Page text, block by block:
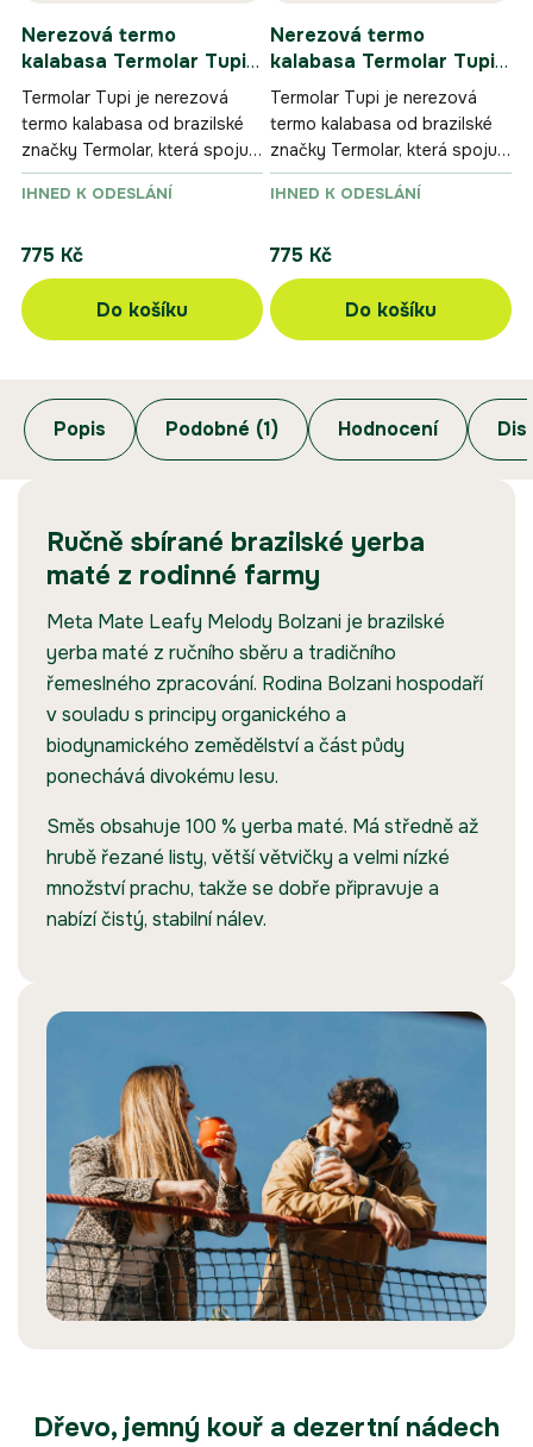
Nerezová termo
kalabasa Termolar Tupi -
černá
Termolar Tupi je nerezová
termo kalabasa od brazilské
značky Termolar, která spojuje
odolnost, pohodlné držení a
výbornou tepelnou izolaci.
IHNED K ODESLÁNÍ
775 Kč
Do košíku
Nerezová termo
kalabasa Termolar Tupi -
červená
Termolar Tupi je nerezová
termo kalabasa od brazilské
značky Termolar, která spojuje
odolnost, pohodlné držení a
výbornou tepelnou izolaci.
IHNED K ODESLÁNÍ
775 Kč
Do košíku
Popis Podobné (1) Hodnocení
Ručně sbírané brazilské yerba
maté z rodinné farmy
Meta Mate Leafy Melody Bolzani je brazilské
yerba maté z ručního sběru a tradičního
řemeslného zpracování. Rodina Bolzani hospodaří
v souladu s principy organického a
biodynamického zemědělství a část půdy
ponechává divokému lesu.
Směs obsahuje 100 % yerba maté. Má středně až
hrubě řezané listy, větší větvičky a velmi nízké
množství prachu, takže se dobře připravuje a
nabízí čistý, stabilní nálev.
Dřevo, jemný kouř a dezertní nádech